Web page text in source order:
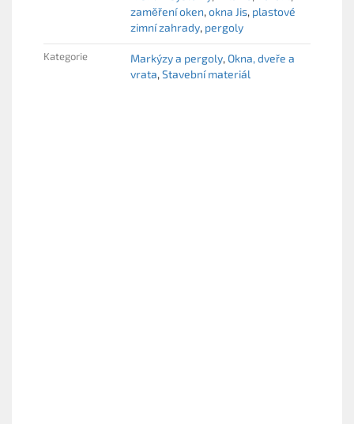
zaměření oken okna Jis plastové
zimní zahrady pergoly
Kategorie Markýzy a pergoly Okna, dveře a
vrata Stavební materiál